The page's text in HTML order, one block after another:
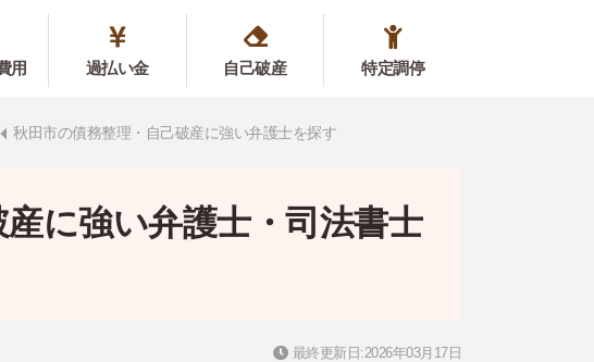
用 過払い金 自己破産 特定調停
秋田市の債務整理・自己破産に強い弁護士を探す
に強い弁護士・司法書士
最終更新日:2026年03月17日